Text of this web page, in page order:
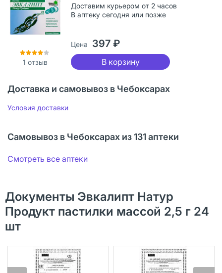
1 отзыв
Доставим курьером от 2 часов
В аптеку сегодня или позже
Цена 397 ₽
В корзину
Доставка и самовывоз в Чебоксарах
Условия доставки
Самовывоз в Чебоксарах из 131 аптеки
Смотреть все аптеки
Документы Эвкалипт Натур
Продукт пастилки массой 2,5 г 24
шт